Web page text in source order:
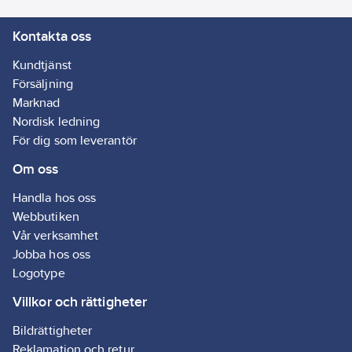
Kontakta oss
Kundtjänst
Försäljning
Marknad
Nordisk ledning
För dig som leverantör
Om oss
Handla hos oss
Webbutiken
Vår verksamhet
Jobba hos oss
Logotype
Villkor och rättigheter
Bildrättigheter